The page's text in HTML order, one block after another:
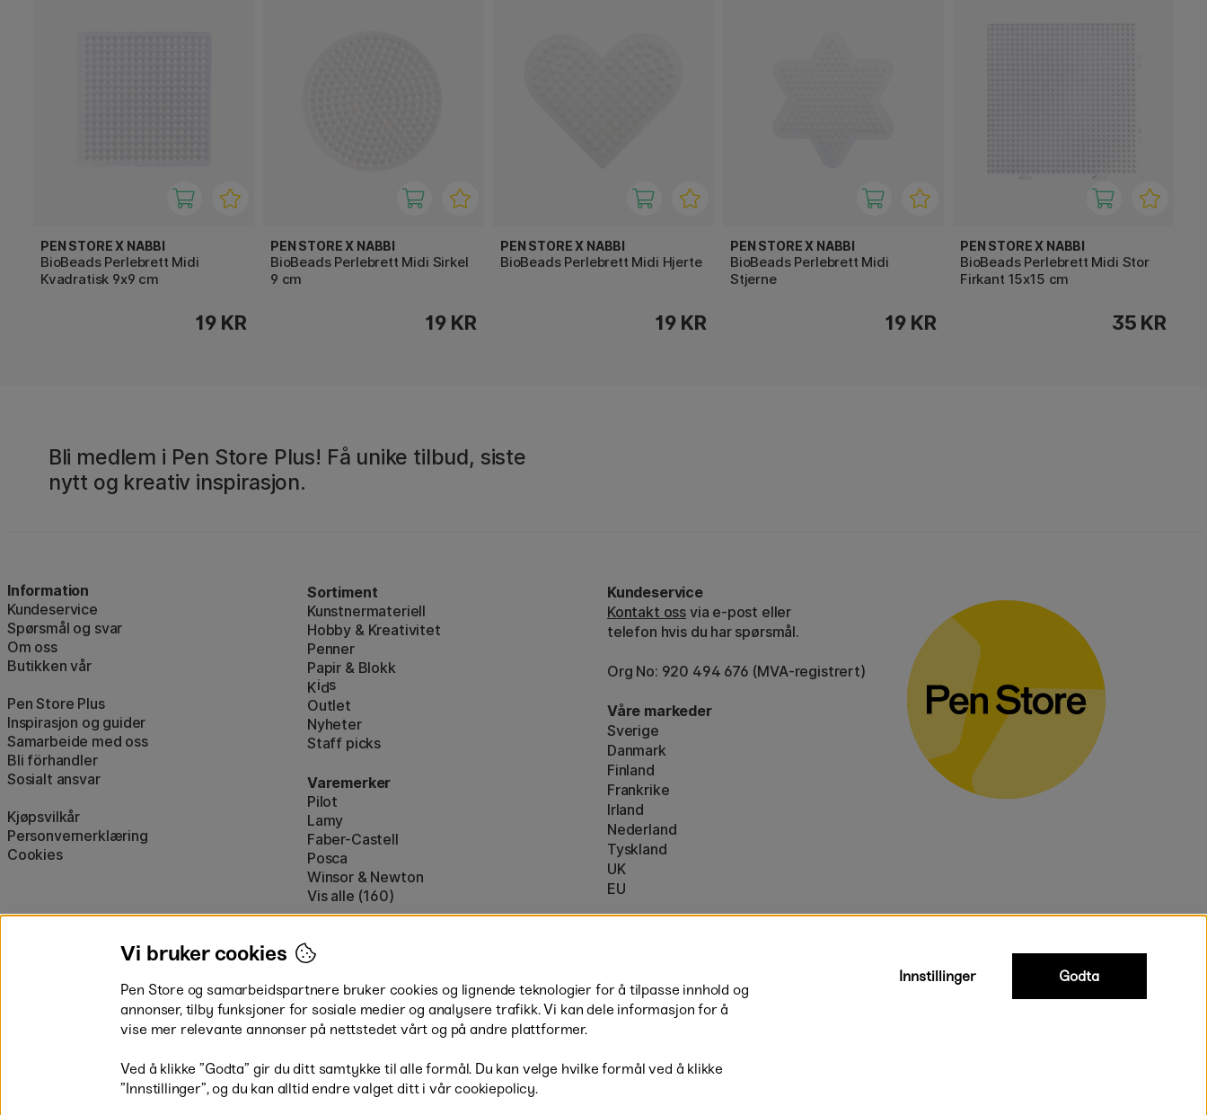
PEN STORE X NABBI
BioBeads Perlebrett Midi
Kvadratisk 9x9 cm
19 KR
PEN STORE X NABBI
BioBeads Perlebrett Midi Sirkel
9 cm
19 KR
PEN STORE X NABBI
BioBeads Perlebrett Midi Hjerte
19 KR
PEN STORE X NABBI
BioBeads Perlebrett Midi
Stjerne
19 KR
PEN STORE X NABBI
BioBeads Perlebrett Midi Stor
Firkant 15x15 cm
35 KR
Bli medlem i Pen Store Plus! Få unike tilbud, siste
nytt og kreativ inspirasjon.
Information
Kundeservice
Spørsmål og svar
Om oss
Butikken vår
Pen Store Plus
Inspirasjon og guider
Samarbeide med oss
Bli förhandler
Sosialt ansvar
Kjøpsvilkår
Personvernerklæring
Cookies
Sortiment
Kunstnermateriell
Hobby & Kreativitet
Penner
Papir & Blokk
Kids
Outlet
Nyheter
Staff picks
Varemerker
Pilot
Lamy
Faber-Castell
Posca
Winsor & Newton
Vis alle (160)
Kundeservice
Kontakt oss via e-post eller
telefon hvis du har spørsmål.
Org No: 920 494 676 (MVA-registrert)
Våre markeder
Sverige
Danmark
Finland
Frankrike
Irland
Nederland
Tyskland
UK
EU
Betal enkelt
Vi bruker cookies
Pen Store og samarbeidspartnere bruker cookies og lignende teknologier for å tilpasse innhold og
annonser, tilby funksjoner for sosiale medier og analysere trafikk. Vi kan dele informasjon for å
vise mer relevante annonser på nettstedet vårt og på andre plattformer.
Ved å klikke ”Godta” gir du ditt samtykke til alle formål. Du kan velge hvilke formål ved å klikke
”Innstillinger”, og du kan alltid endre valget ditt i vår cookiepolicy.
Innstillinger Godta